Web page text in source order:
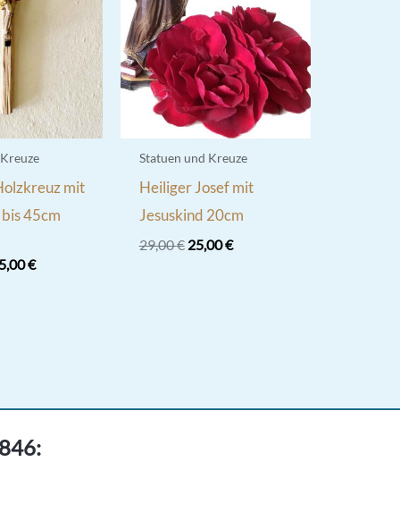
mit
45cm
€
Statuen und Kreuze
Heiliger Josef mit
Jesuskind 20cm
29,00€ Ursprünglicher
25,00€Aktueller